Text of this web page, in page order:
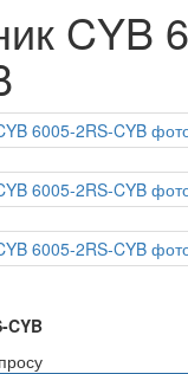
CYB
CYB